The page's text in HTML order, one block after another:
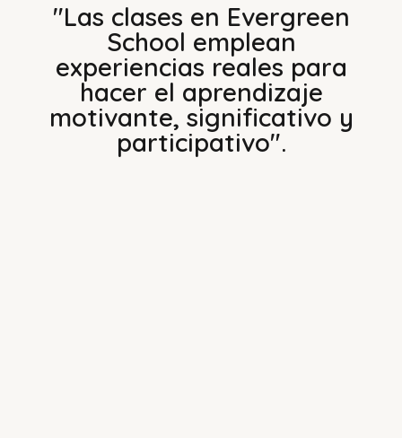
"Las clases en Evergreen
School emplean
experiencias reales para
hacer el aprendizaje
motivante, significativo y
participativo".